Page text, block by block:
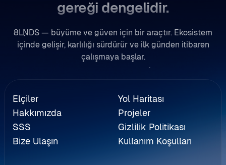
gereği dengelidir.
8LNDS — büyüme ve güven için bir araçtır. Ekosistem
içinde gelişir, karlılığı sürdürür ve ilk günden itibaren
çalışmaya başlar.
Elçiler
Hakkımızda
SSS
Bize Ulaşın
Yol Haritası
Projeler
Gizlilik Politikası
Kullanım Koşulları